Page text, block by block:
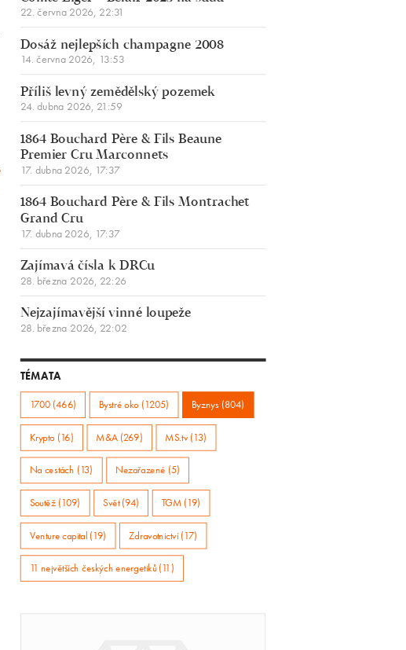
22. června 2026, 22:31
Dosáž nejlepších champagne 2008
14. června 2026, 13:53
Příliš levný zemědělský pozemek
24. dubna 2026, 21:59
1864 Bouchard Père & Fils Beaune
Premier Cru Marconnets
17. dubna 2026, 17:37
1864 Bouchard Père & Fils Montrachet
Grand Cru
17. dubna 2026, 17:37
Zajímavá čísla k DRCu
28. března 2026, 22:26
Nejzajímavější vinné loupeže
28. března 2026, 22:02
TÉMATA
1700 (466) Bystré oko (1205) Byznys (804)
Krypto (16) M&A (269) MS.tv (13)
Na cestách (13) Nezařazené (5)
Soutěž (109) Svět (94) TGM (19)
Venture capital (19) Zdravotnictví (17)
11 největších českých energetiků (11)